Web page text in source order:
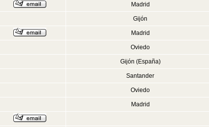
Madrid
Gijón
Madrid
Oviedo
Gijón (España)
Santander
Oviedo
Madrid